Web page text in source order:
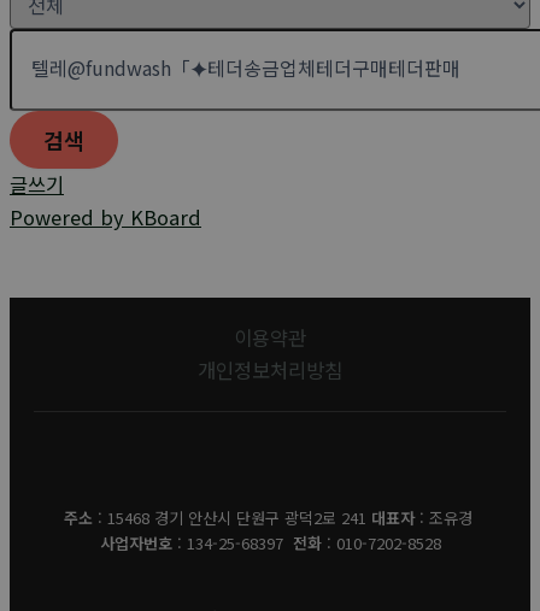
검색
글쓰기
Powered by KBoard
이용약관
개인정보처리방침
주소 : 15468 경기 안산시 단원구 광덕2로 241 대표자: 조유경
사업자번호: 134-25-68397 전화: 010-7202-8528